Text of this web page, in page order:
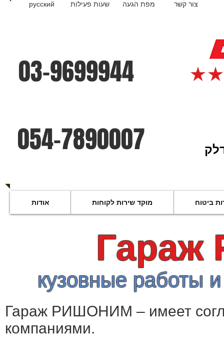
русский שעות פעילות מפת הגעה צור קשר
03-9699944
054-7890007
אודות מוקד שירות לקוחות ביטוח
кузовные работы
Гараж РИШОНИМ – имеет
компаниями.